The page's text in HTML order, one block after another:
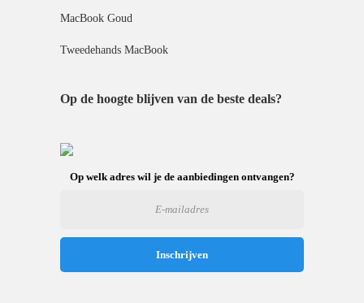
MacBook Goud
Tweedehands MacBook
Op de hoogte blijven van de beste deals?
Op welk adres wil je de aanbiedingen ontvangen?